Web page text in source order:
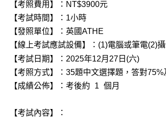
【考照費用】：NT$3900元
【考試時間】：1小時
【發照單位】：英國ATHE
【線上考試應試設備】：(1)電腦或筆電(2)
【考試日期】：2025年12月27日(六)
【考照方式】：35題中文選擇題，答對75%
【成績公佈】：考後約 1 個月
【考試內容】：